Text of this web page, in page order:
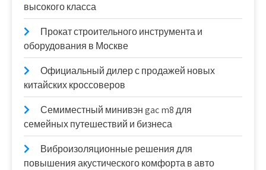
высокого класса
Прокат строительного инструмента и
оборудования в Москве
Официальный дилер с продажей новых
китайских кроссоверов
Семиместный минивэн gac m8 для
семейных путешествий и бизнеса
Виброизоляционные решения для
повышения акустического комфорта в авто